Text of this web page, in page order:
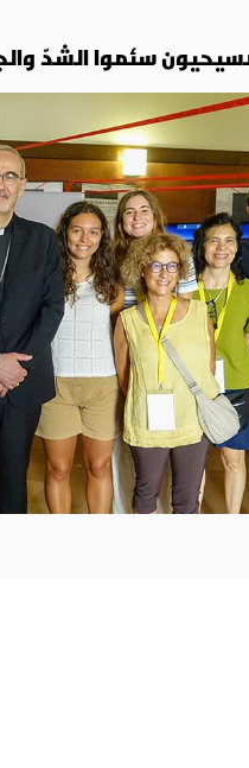
المسيحيون سئموا